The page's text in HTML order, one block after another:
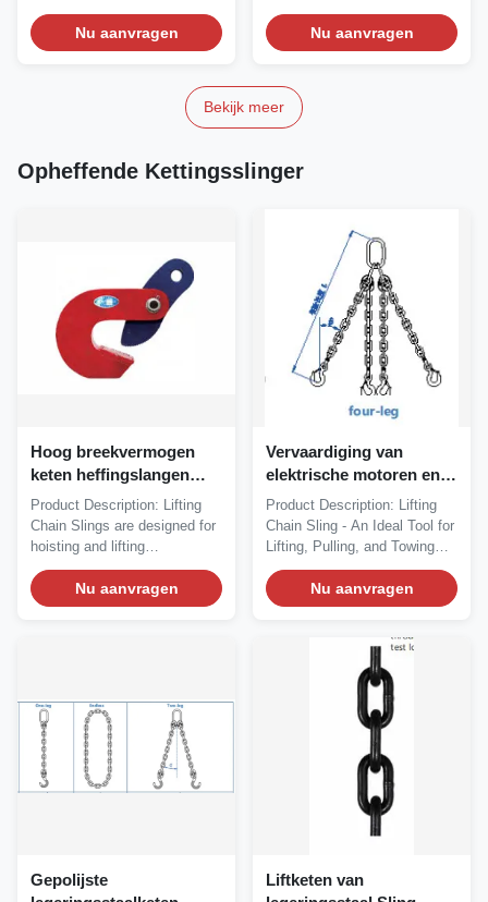
Rigging...
Nu aanvragen
polyester...
Nu aanvragen
Bekijk meer
Opheffende Kettingsslinger
Hoog breekvermogen
keten heffingslangen
verschillende maten
verkrijgbaar
Product Description: Lifting
Chain Slings are designed for
hoisting and lifting
applications,...
Nu aanvragen
Vervaardiging van
elektrische motoren en
motoren1
Product Description: Lifting
Chain Sling - An Ideal Tool for
Lifting, Pulling, and Towing
Lifting...
Nu aanvragen
Gepolijste
Liftketen van